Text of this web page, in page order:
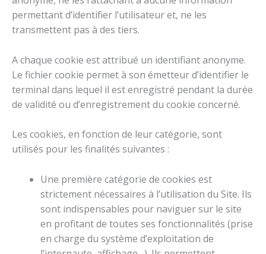
permettant d’identifier l’utilisateur et, ne les
transmettent pas à des tiers.
A chaque cookie est attribué un identifiant anonyme.
Le fichier cookie permet à son émetteur d’identifier le
terminal dans lequel il est enregistré pendant la durée
de validité ou d’enregistrement du cookie concerné.
Les cookies, en fonction de leur catégorie, sont
utilisés pour les finalités suivantes :
Une première catégorie de cookies est
strictement nécessaires à l’utilisation du Site. Ils
sont indispensables pour naviguer sur le site
en profitant de toutes ses fonctionnalités (prise
en charge du système d’exploitation de